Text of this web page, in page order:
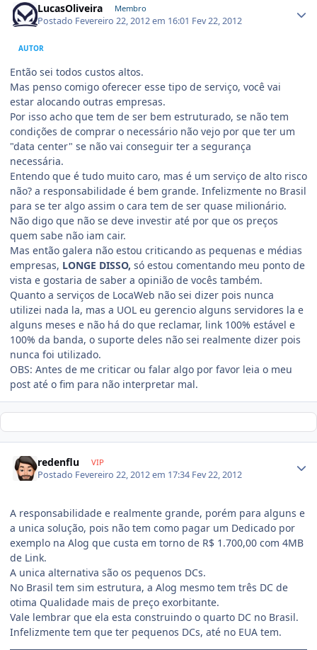
LucasOliveira Membro
Postado Fevereiro 22, 2012 em 16:01 Fev 22, 2012
AUTOR
Então sei todos custos altos.
Mas penso comigo oferecer esse tipo de serviço, você vai
estar alocando outras empresas.
Por isso acho que tem de ser bem estruturado, se não tem
condições de comprar o necessário não vejo por que ter um
"data center" se não vai conseguir ter a segurança
necessária.
Entendo que é tudo muito caro, mas é um serviço de alto risco
não? a responsabilidade é bem grande. Infelizmente no Brasil
para se ter algo assim o cara tem de ser quase milionário.
Não digo que não se deve investir até por que os preços
quem sabe não iam cair.
Mas então galera não estou criticando as pequenas e médias
empresas, LONGE DISSO, só estou comentando meu ponto de
vista e gostaria de saber a opinião de vocês também.
Quanto a serviços de LocaWeb não sei dizer pois nunca
utilizei nada la, mas a UOL eu gerencio alguns servidores la e
alguns meses e não há do que reclamar, link 100% estável e
100% da banda, o suporte deles não sei realmente dizer pois
nunca foi utilizado.
OBS: Antes de me criticar ou falar algo por favor leia o meu
post até o fim para não interpretar mal.
redenflu VIP
Postado Fevereiro 22, 2012 em 17:34 Fev 22, 2012
A responsabilidade e realmente grande, porém para alguns e
a unica solução, pois não tem como pagar um Dedicado por
exemplo na Alog que custa em torno de R$ 1.700,00 com 4MB
de Link.
A unica alternativa são os pequenos DCs.
No Brasil tem sim estrutura, a Alog mesmo tem três DC de
otima Qualidade mais de preço exorbitante.
Vale lembrar que ela esta construindo o quarto DC no Brasil.
Infelizmente tem que ter pequenos DCs, até no EUA tem.